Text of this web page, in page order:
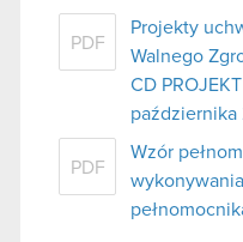
PDF
Projekty
Walnego
CD
października
PDF
Wzór